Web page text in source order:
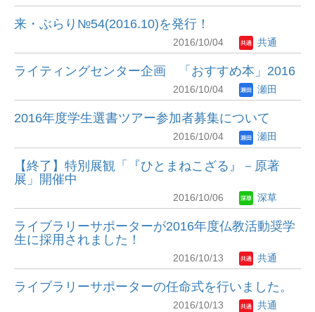
来・ぶらり№54(2016.10)を発行！
2016/10/04 共通
ライティングセンター企画 「おすすめ本」2016
2016/10/04 瀬田
2016年度学生選書ツアー参加者募集について
2016/10/04 瀬田
【終了】特別展観「『ひとまねこざる』－原著
展」開催中
2016/10/06 深草
ライブラリーサポーターが2016年度仏教活動奨学
生に採用されました！
2016/10/13 共通
ライブラリーサポーターの任命式を行いました。
2016/10/13 共通